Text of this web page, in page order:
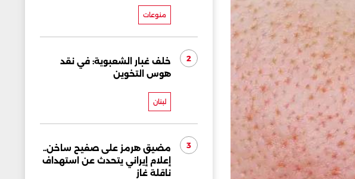
منوعات
2
خلف غبار الشعبوية: في نقد
هوس التخوين
لبنان
3
مضيق هرمز على صفيح ساخن..
إعلام إيراني يتحدث عن استهداف
ناقلة غاز